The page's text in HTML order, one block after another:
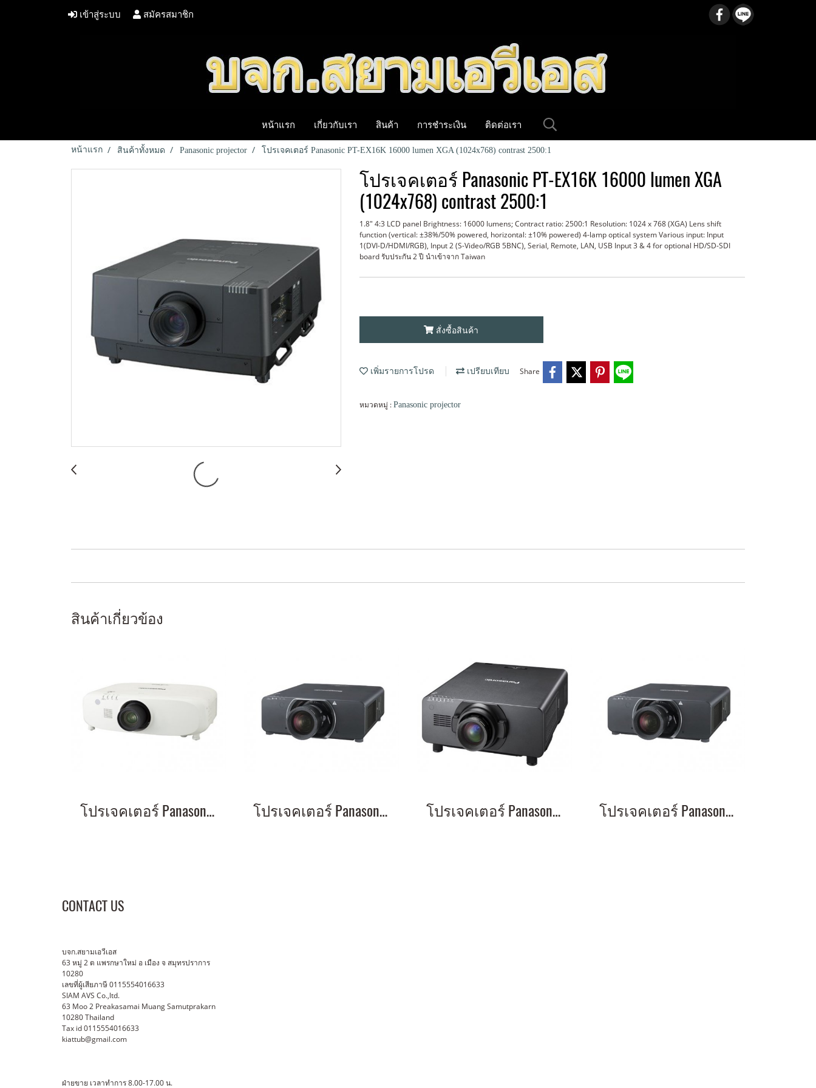
เข้าสู่ระบบ สมัครสมาชิก
หน้าแรก เกี่ยวกับเรา สินค้า การชำระเงิน ติดต่อเรา
หน้าแรก สินค้าทั้งหมด Panasonic projector โปรเจคเตอร์ Panasonic PT-EX16K 16000 lumen XGA (1024x768) contrast 2500:1
โปรเจคเตอร์ Panasonic PT-EX16K 16000 lumen XGA
(1024x768) contrast 2500:1
1.8" 4:3 LCD panel Brightness: 16000 lumens; Contract ratio: 2500:1 Resolution: 1024 x 768 (XGA) Lens shift
function (vertical: ±38%/50% powered, horizontal: ±10% powered) 4-lamp optical system Various input: Input
1(DVI-D/HDMI/RGB), Input 2 (S-Video/RGB 5BNC), Serial, Remote, LAN, USB Input 3 & 4 for optional HD/SD-SDI
board รับประกัน 2 ปี นำเข้าจาก Taiwan
สั่งซื้อสินค้า
เพิ่มรายการโปรด เปรียบเทียบ Share
หมวดหมู่ : Panasonic projector
สินค้าเกี่ยวข้อง
โปรเจคเตอร์ Panasonic PT-EX800T 8500 lumen Resolution: 1024 x 768 (XGA) contrast 5000:1 โปรเจคเตอร์ Panasonic PT-DW11K 11,000 lumens；Contrast ratio: 10000:1 Resolution: 1366 x 768 (WXGA) โปรเจคเตอร์ Panasonic PT-DS20K 20000 lumen1400 x 1050 (SXGA+) Contrast ratio: 10000:1 โปรเจคเตอร์ Panasonic PT-DZ13K 12,000 lumens 1900 x 1200 (WUXGA) Contrast ratio: 10000:1
CONTACT US
บจก.สยามเอวีเอส
63 หมู่ 2 ต แพรกษาใหม่ อ เมือง จ สมุทรปราการ
10280
เลขที่ผู้เสียภาษี 0115554016633
SIAM AVS Co.,ltd.
63 Moo 2 Preakasamai Muang Samutprakarn
10280 Thailand
Tax id 0115554016633
kiattub@gmail.com
ฝ่ายขาย เวลาทำการ 8.00-17.00 น.